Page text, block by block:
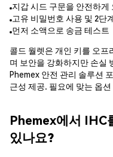
지갑 시드 구문을 안전하게
고유 비밀번호 사용 및 2단
먼저 소액으로 송금 테스트
콜드 월렛은 개인 키를 오프
며 보안을 강화하지만 손실
Phemex 안전 관리 솔루션
근성 제공. 필요에 맞는 옵션
Phemex에서 IHC
있나요?